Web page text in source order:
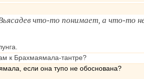
что-то понимает, а что-
к Брахмаямала-тантре?
если она тупо не обоснована?